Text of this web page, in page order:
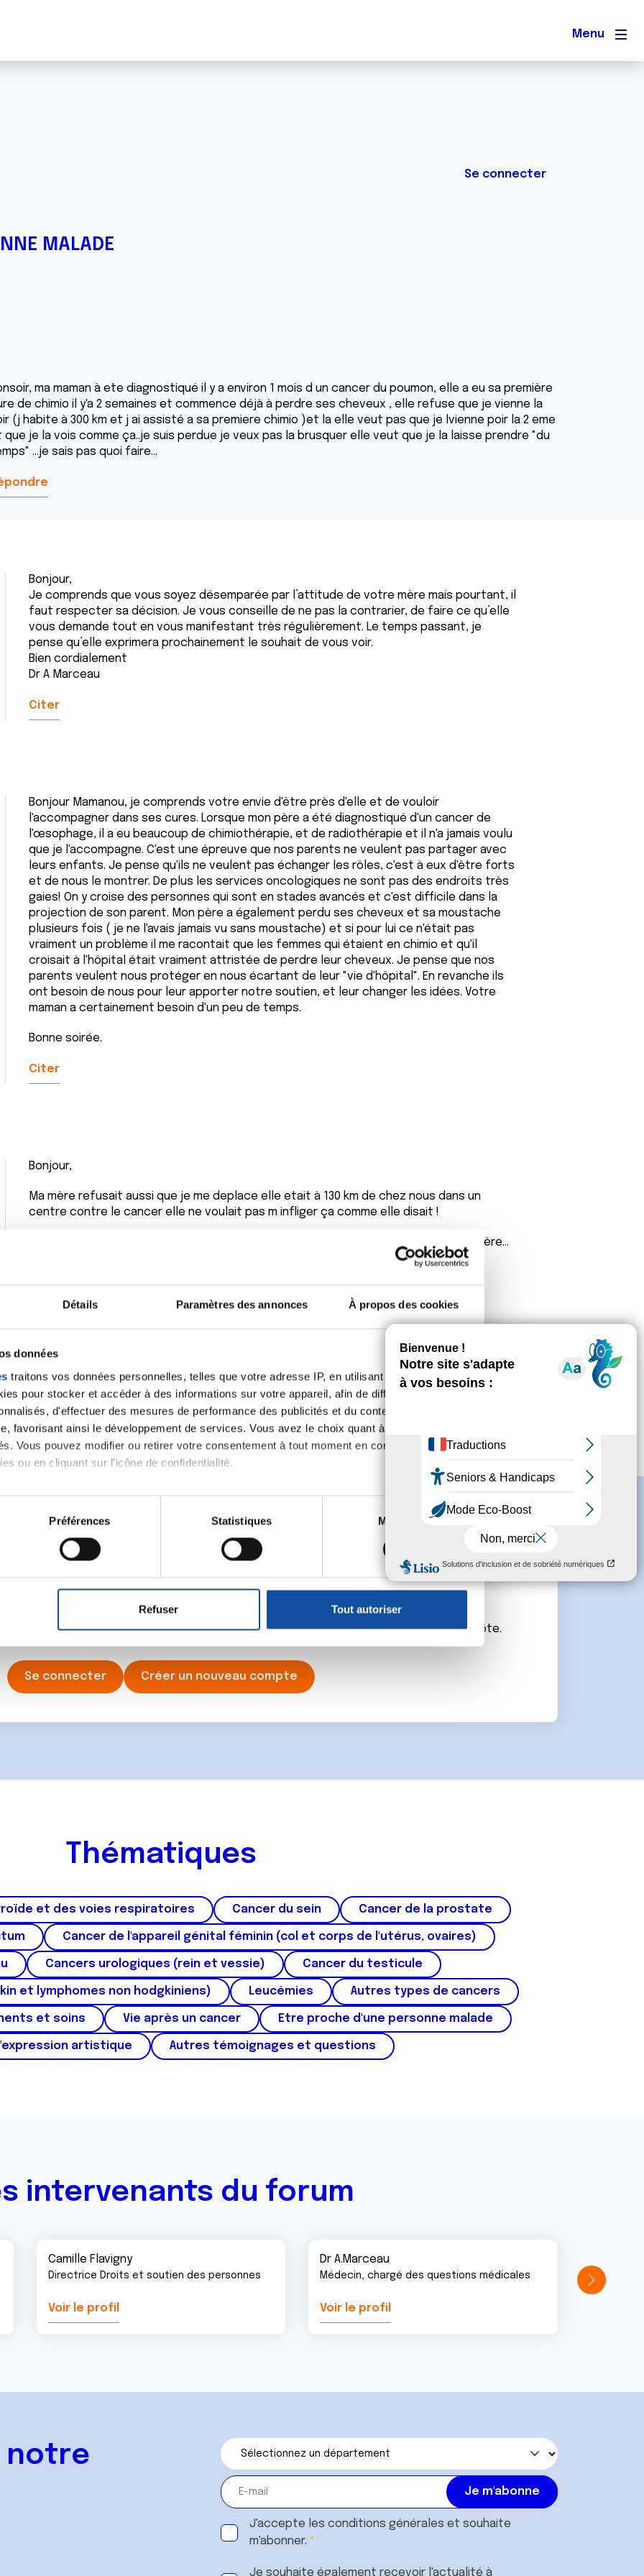
Détails Paramètres des annonces À propos des cookies
données
traitons vos données personnelles, telles que votre adresse IP, en utilisant des
pour stocker et accéder à des informations sur votre appareil, afin de diffuser des
d'effectuer des mesures de performance des publicités et du contenu, ainsi que de
favorisant ainsi le développement de services. Vous avez le choix quant à l'utilisation de
Vous pouvez modifier ou retirer votre consentement à tout moment en consultant la
ou en cliquant sur l'icône de confidentialité.
également :
sur votre localisation géographique qui peuvent être précises à plusieurs mètres près
de vos données personnelles et définir vos préférences, reportez-vous à lasection «
ou retirer votre consentement à tout moment à partir de la déclaration sur les cookies.
de publicité et d'analyse, qui peuvent combiner celles-ci avec d'autres informations que
ont collectées lors de votre utilisation de leurs services.
Préférences Statistiques Marketing
Refuser Tout autoriser
Menu
Se connecter
MALADE
ma maman à ete diagnostiqué il y a environ 1 mois d un cancer du poumon, elle a eu sa première
de chimio il y'a 2 semaines et commence déjà à perdre ses cheveux , elle refuse que je vienne la
(j habite à 300 km et j ai assisté a sa premiere chimio )et la elle veut pas que je lvienne poir la 2 eme
que je la vois comme ça..je suis perdue je veux pas la brusquer elle veut que je la laisse prendre "du
...je sais pas quoi faire...
Bonjour,
Je comprends que vous soyez désemparée par l’attitude de votre mère mais pourtant, il
faut respecter sa décision. Je vous conseille de ne pas la contrarier, de faire ce qu’elle
vous demande tout en vous manifestant très régulièrement. Le temps passant, je
pense qu’elle exprimera prochainement le souhait de vous voir.
Bien cordialement
Dr A Marceau
Citer
Bonjour Mamanou, je comprends votre envie d'être près d'elle et de vouloir
l'accompagner dans ses cures. Lorsque mon père a été diagnostiqué d'un cancer de
l'œsophage, il a eu beaucoup de chimiothérapie, et de radiothérapie et il n'a jamais voulu
que je l'accompagne. C'est une épreuve que nos parents ne veulent pas partager avec
leurs enfants. Je pense qu'ils ne veulent pas échanger les rôles, c'est à eux d'être forts
et de nous le montrer. De plus les services oncologiques ne sont pas des endroits très
gaies! On y croise des personnes qui sont en stades avancés et c'est difficile dans la
projection de son parent. Mon père a également perdu ses cheveux et sa moustache
plusieurs fois ( je ne l'avais jamais vu sans moustache) et si pour lui ce n'était pas
vraiment un problème il me racontait que les femmes qui étaient en chimio et qu'il
croisait à l'hôpital était vraiment attristée de perdre leur cheveux. Je pense que nos
parents veulent nous protéger en nous écartant de leur "vie d'hôpital". En revanche ils
ont besoin de nous pour leur apporter notre soutien, et leur changer les idées. Votre
maman a certainement besoin d'un peu de temps.
Bonne soirée.
Citer
Bonjour,
Ma mère refusait aussi que je me deplace elle etait à 130 km de chez nous dans un
centre contre le cancer elle ne voulait pas m infliger ça comme elle disait !
J ai ecouté et puis un moment je lui ai dit ne t inquiete pas pour moi je vais bien je gère...
les petits sont avec leur papa j ai besoin de te voir et de m occuper de toi...
Citer
un commentaire
une nouvelle discussion vous aurez besoin de vous connecter ou de créer un compte.
Se connecter Créer un nouveau compte
Thématiques
et des voies respiratoires Cancer du sein Cancer de la prostate
Cancer de l'appareil génital féminin (col et corps de l'utérus, ovaires)
Cancers urologiques (rein et vessie) Cancer du testicule
et lymphomes non hodgkiniens) Leucémies Autres types de cancers
et soins Vie après un cancer Etre proche d'une personne malade
artistique Autres témoignages et questions
intervenants du forum
Camille Flavigny
Directrice Droits et soutien des personnes
Voir le profil
Dr A.Marceau
Médecin, chargé des questions médicales
Voir le profil
notre
J'accepte les conditions générales et souhaite
m'abonner.
Je souhaite également recevoir l'actualité à